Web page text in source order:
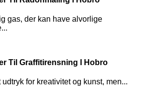
gas, der kan have alvorlige
Til Graffitirensning I Hobro
for kreativitet og kunst, men...